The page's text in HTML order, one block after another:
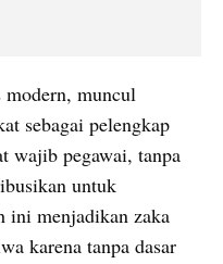
muncul
sebagai pelengkap
wajib pegawai, tanpa
untuk
ini menjadikan zaka
karena tanpa dasar